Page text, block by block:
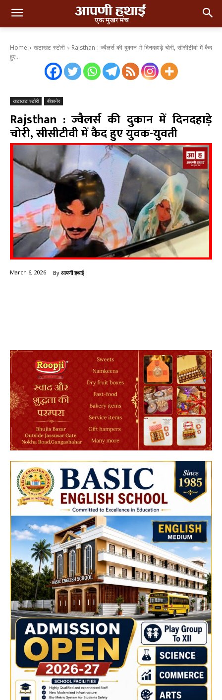
Home खटाखट स्टोरी
Rajsthan : ज्वैलर्स की दुकान में दिनदहाड़े चोरी, सीसीटीवी में कैद
हुए...
खटाखट स्टोरी बीकानेर
Rajsthan : ज्वैलर्स की दुकान में दिनदहाड़े
चोरी, सीसीटीवी में कैद हुए युवक-युवती
March 6, 2026 By आपणी हथाई